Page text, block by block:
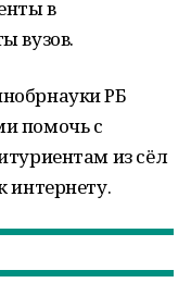
в
вузов.
РБ
помочь с
из сёл
интернету.